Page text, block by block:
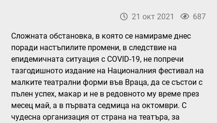
21 окт 2021 687
Сложната обстановка, в която се намираме днес
поради настъпилите промени, в следствие на
епидемичната ситуация с COVID-19, не попречи
тазгодишното издание на Националния фестивал на
малките театрални форми във Враца, да се състои с
пълен успех, макар и не в редовното му време през
месец май, а в първата седмица на октомври. С
чудесна организация от страна на театъра, за